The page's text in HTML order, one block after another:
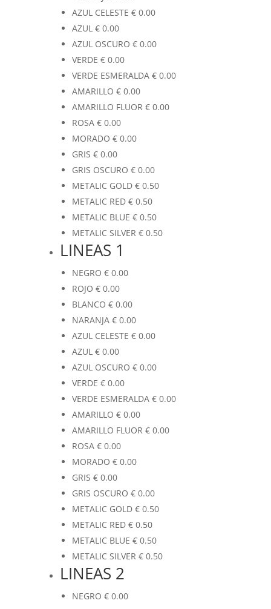
AZUL CELESTE €0.00
AZUL €0.00
AZUL OSCURO €0.00
VERDE €0.00
VERDE ESMERALDA €0.00
AMARILLO €0.00
AMARILLO FLUOR €0.00
ROSA €0.00
MORADO €0.00
GRIS €0.00
GRIS OSCURO €0.00
METALIC GOLD €0.50
METALIC RED €0.50
METALIC BLUE €0.50
METALIC SILVER €0.50
LINEAS 1
NEGRO €0.00
ROJO €0.00
BLANCO €0.00
NARANJA €0.00
AZUL CELESTE €0.00
AZUL €0.00
AZUL OSCURO €0.00
VERDE €0.00
VERDE ESMERALDA €0.00
AMARILLO €0.00
AMARILLO FLUOR €0.00
ROSA €0.00
MORADO €0.00
GRIS €0.00
GRIS OSCURO €0.00
METALIC GOLD €0.50
METALIC RED €0.50
METALIC BLUE €0.50
METALIC SILVER €0.50
LINEAS 2
NEGRO €0.00